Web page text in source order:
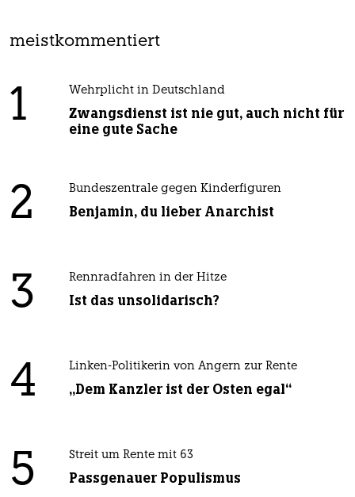
meistkommentiert
1 Wehrplicht in Deutschland
Zwangsdienst ist nie gut, auch nicht für
eine gute Sache
2 Bundeszentrale gegen Kinderfiguren
Benjamin, du lieber Anarchist
3 Rennradfahren in der Hitze
Ist das unsolidarisch?
4 Linken-Politikerin von Angern zur Rente
„Dem Kanzler ist der Osten egal“
5 Streit um Rente mit 63
Passgenauer Populismus